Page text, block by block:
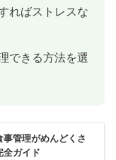
ればストレスな
できる方法を選
事管理がめんどくさ
全ガイド